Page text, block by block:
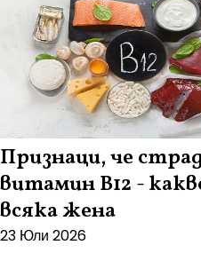
Признаци, че
витамин B12 -
всяка жена
23 Юли 2026